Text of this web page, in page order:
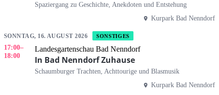
Spaziergang zu Geschichte, Anekdoten und Entstehung
Kurpark Bad Nenndorf
SONNTAG, 16. AUGUST 2026 SONSTIGES
17:00–
18:00
Landesgartenschau Bad Nenndorf
In Bad Nenndorf Zuhause
Schaumburger Trachten, Achttourige und Blasmusik
Kurpark Bad Nenndorf